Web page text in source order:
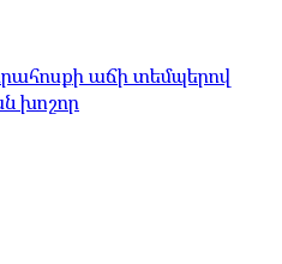
աճի տեմպերով
խոշոր